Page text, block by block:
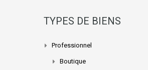
TYPES DE BIENS
Professionnel
Boutique